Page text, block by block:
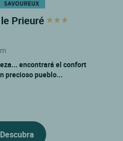
Prieuré
encontrará el confort
precioso pueblo...
Descubra